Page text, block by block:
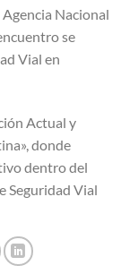
Nacional
se
Vial en
Actual y
donde
dentro del
Seguridad Vial